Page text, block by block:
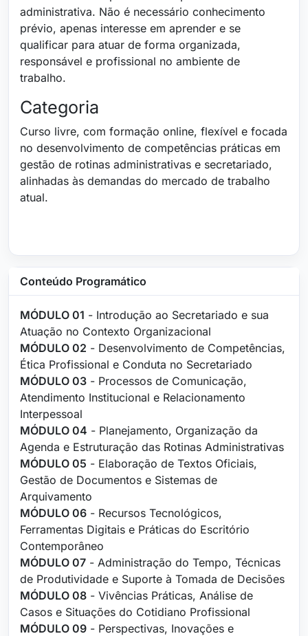
administrativa. Não é necessário conhecimento
prévio, apenas interesse em aprender e se
qualificar para atuar de forma organizada,
responsável e profissional no ambiente de
trabalho.
Categoria
Curso livre, com formação online, flexível e focada
no desenvolvimento de competências práticas em
gestão de rotinas administrativas e secretariado,
alinhadas às demandas do mercado de trabalho
atual.
Conteúdo Programático
MÓDULO 01 - Introdução ao Secretariado e sua
Atuação no Contexto Organizacional
MÓDULO 02 - Desenvolvimento de Competências,
Ética Profissional e Conduta no Secretariado
MÓDULO 03 - Processos de Comunicação,
Atendimento Institucional e Relacionamento
Interpessoal
MÓDULO 04 - Planejamento, Organização da
Agenda e Estruturação das Rotinas Administrativas
MÓDULO 05 - Elaboração de Textos Oficiais,
Gestão de Documentos e Sistemas de
Arquivamento
MÓDULO 06 - Recursos Tecnológicos,
Ferramentas Digitais e Práticas do Escritório
Contemporâneo
MÓDULO 07 - Administração do Tempo, Técnicas
de Produtividade e Suporte à Tomada de Decisões
MÓDULO 08 - Vivências Práticas, Análise de
Casos e Situações do Cotidiano Profissional
MÓDULO 09 - Perspectivas, Inovações e